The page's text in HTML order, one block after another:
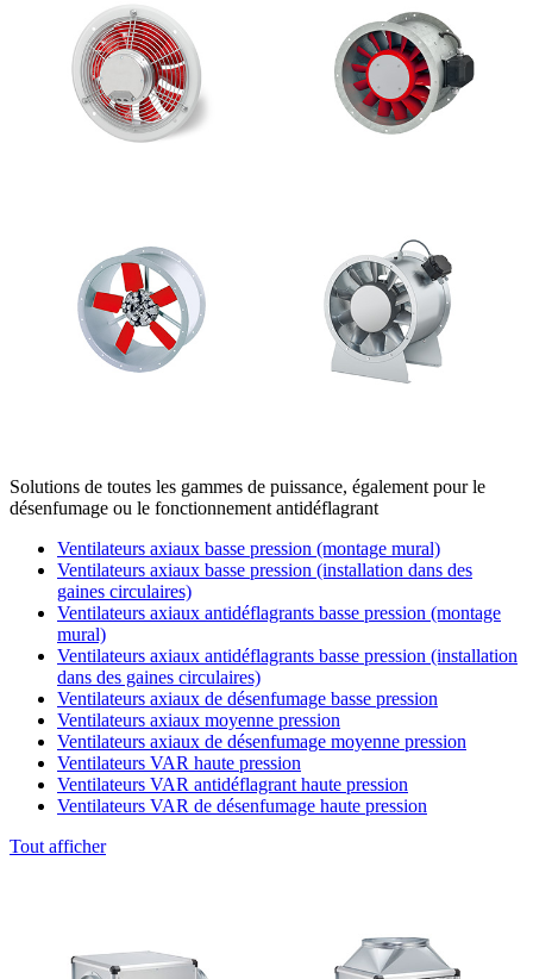
Solutions de toutes les gammes de puissance, également pour le
désenfumage ou le fonctionnement antidéflagrant
Ventilateurs axiaux basse pression (montage mural)
Ventilateurs axiaux basse pression (installation dans des
gaines circulaires)
Ventilateurs axiaux antidéflagrants basse pression (montage
mural)
Ventilateurs axiaux antidéflagrants basse pression (installation
dans des gaines circulaires)
Ventilateurs axiaux de désenfumage basse pression
Ventilateurs axiaux moyenne pression
Ventilateurs axiaux de désenfumage moyenne pression
Ventilateurs VAR haute pression
Ventilateurs VAR antidéflagrant haute pression
Ventilateurs VAR de désenfumage haute pression
Tout afficher